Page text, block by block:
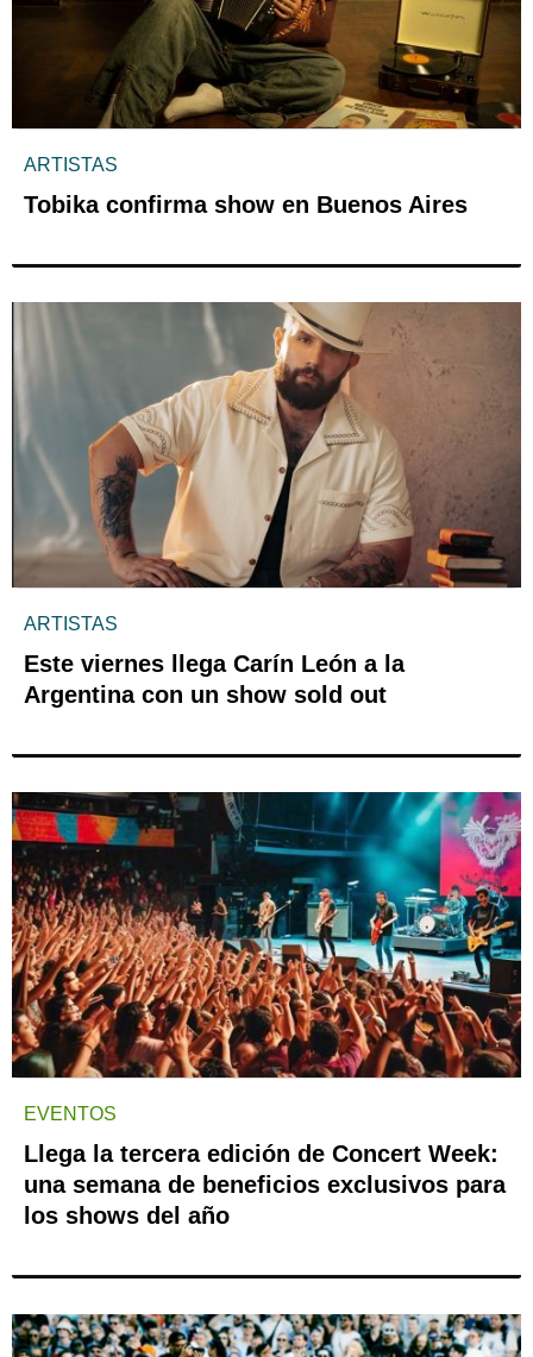
ARTISTAS
Tobika confirma show en Buenos Aires
ARTISTAS
Este viernes llega Carín León a la
Argentina con un show sold out
EVENTOS
Llega la tercera edición de Concert Week:
una semana de beneficios exclusivos para
los shows del año